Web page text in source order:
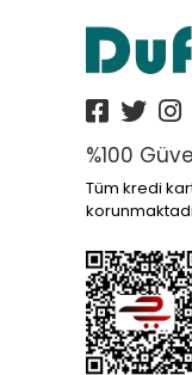
%100
Tüm kredi